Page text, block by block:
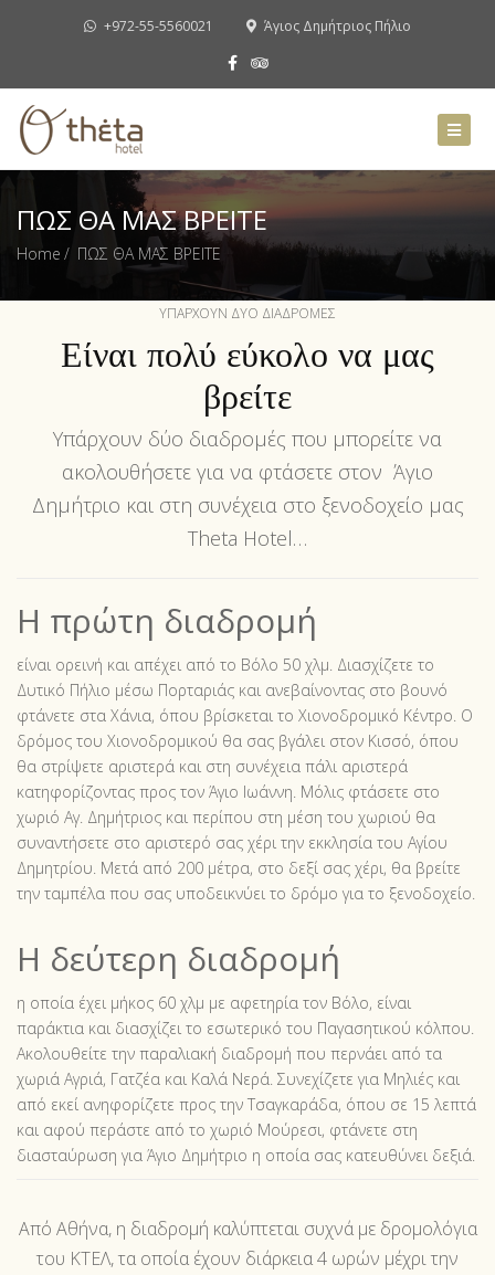
+972-55-5560021 Άγιος Δημήτριος Πήλιο
ΠΩΣ ΘΑ ΜΑΣ ΒΡΕΙΤΕ
Home ΠΩΣ ΘΑ ΜΑΣ ΒΡΕΙΤΕ
ΥΠΆΡΧΟΥΝ ΔΎΟ ΔΙΑΔΡΟΜΈΣ
Είναι πολύ εύκολο να μας
βρείτε
Υπάρχουν δύο διαδρομές που μπορείτε να
ακολουθήσετε για να φτάσετε στον Άγιο
Δημήτριο και στη συνέχεια στο ξενοδοχείο μας
Theta Hotel…
Η πρώτη διαδρομή
είναι ορεινή και απέχει από το Βόλο 50 χλμ. Διασχίζετε το
Δυτικό Πήλιο μέσω Πορταριάς και ανεβαίνοντας στο βουνό
φτάνετε στα Χάνια, όπου βρίσκεται το Χιονοδρομικό Κέντρο. Ο
δρόμος του Χιονοδρομικού θα σας βγάλει στον Κισσό, όπου
θα στρίψετε αριστερά και στη συνέχεια πάλι αριστερά
κατηφορίζοντας προς τον Άγιο Ιωάννη. Μόλις φτάσετε στο
χωριό Αγ. Δημήτριος και περίπου στη μέση του χωριού θα
συναντήσετε στο αριστερό σας χέρι την εκκλησία του Αγίου
Δημητρίου. Μετά από 200 μέτρα, στο δεξί σας χέρι, θα βρείτε
την ταμπέλα που σας υποδεικνύει το δρόμο για το ξενοδοχείο.
Η δεύτερη διαδρομή
η οποία έχει μήκος 60 χλμ με αφετηρία τον Βόλο, είναι
παράκτια και διασχίζει το εσωτερικό του Παγασητικού κόλπου.
Ακολουθείτε την παραλιακή διαδρομή που περνάει από τα
χωριά Αγριά, Γατζέα και Καλά Νερά. Συνεχίζετε για Μηλιές και
από εκεί ανηφορίζετε προς την Τσαγκαράδα, όπου σε 15 λεπτά
και αφού περάστε από το χωριό Μούρεσι, φτάνετε στη
διασταύρωση για Άγιο Δημήτριο η οποία σας κατευθύνει δεξιά.
Από Αθήνα, η διαδρομή καλύπτεται συχνά με δρομολόγια
του ΚΤΕΛ, τα οποία έχουν διάρκεια 4 ωρών μέχρι την